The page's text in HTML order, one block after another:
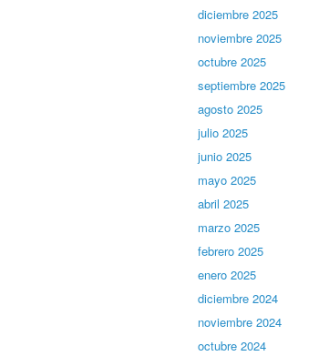
diciembre 2025
noviembre 2025
octubre 2025
septiembre 2025
agosto 2025
julio 2025
junio 2025
mayo 2025
abril 2025
marzo 2025
febrero 2025
enero 2025
diciembre 2024
noviembre 2024
octubre 2024